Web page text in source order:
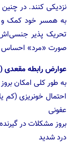
نزدیکی کنند. در
به همسر خود کمک و
تحریک پذیر
صورت «مرد» احساس
عوارض رابطه
به طور کلی امکان
احتمال خونریزی‌ (کم
عفونی
بروز مشکلات در
درد شدید